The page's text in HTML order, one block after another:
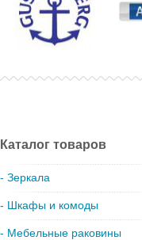
Каталог товаров
- Зеркала
- Шкафы и комоды
- Мебельные раковины